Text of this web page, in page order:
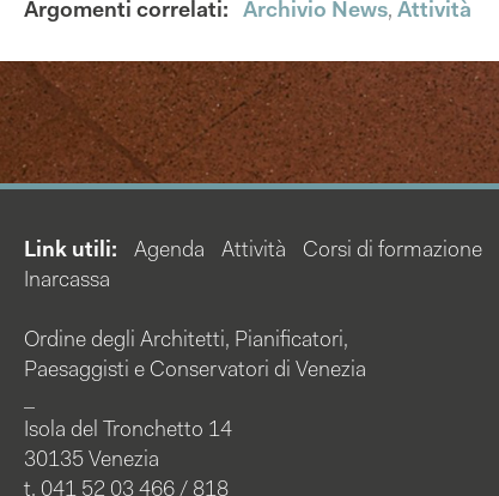
Argomenti correlati: Archivio News, Attività
Link utili: Agenda Attività Corsi di formazione
Inarcassa
Ordine degli Architetti, Pianificatori,
Paesaggisti e Conservatori di Venezia
Isola del Tronchetto 14
30135 Venezia
t. 041 52 03 466 / 818